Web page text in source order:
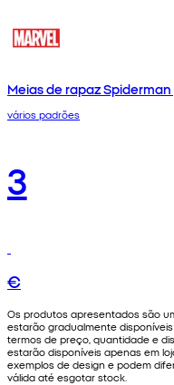
Meias de rapaz
vários padrões
3
€
Os produtos apresentados são
estarão gradualmente
termos de preço, quantidade e
estarão disponíveis apenas em
exemplos de design e podem
válida até esgotar stock.